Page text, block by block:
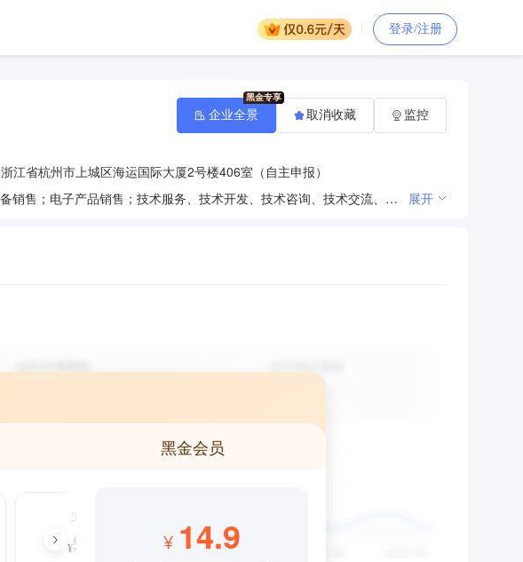
登录/注册
浙江省杭州市上城区海运国际大厦2号楼406室（自主申报）
一般项目：计算机软硬件及辅助设备批发；计算机软硬件及辅助设备零售；通信设备销售；电子产品销售；技术服务、技术开发、技术咨询、技术交流、技术转让、技术推广；软件开发；信息技术咨询服务；教育咨询服务（不含涉许可审批的教育培训活动）；会议及展览服务；广告制作；广告设计、代理；广告发布；图文设计制作；家用电器销售；五金产品零售；五金产品批发；家具销售；建筑装饰材料销售；仓储设备租赁服务；信息咨询服务（不含许可类信息咨询服务）；票务代理服务；宠物服务（不含动物诊疗）；摄像及视频制作服务；摄影扩印服务；组织文化艺术交流活动（除依法须经批准的项目外，凭营业执照依法自主开展经营活动）。许可项目：出版物批发；出版物零售；中小学教科书发行；出版物互联网销售；第一类增值电信业务；第二类增值电信业务；游艺娱乐活动；建设工程设计（依法须经批准的项目，经相关部门批准后方可开展经营活动，具体经营项目以审批结果为准）。 展开
企业全景 取消收藏 监控
黑金会员
3个月
¥99 ¥ 14.9